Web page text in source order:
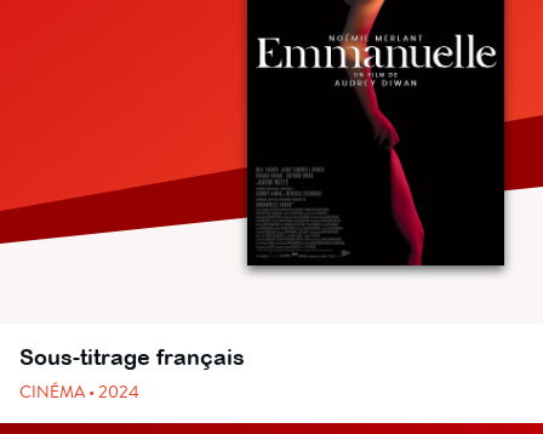
Sous-titrage français
CINÉMA • 2024